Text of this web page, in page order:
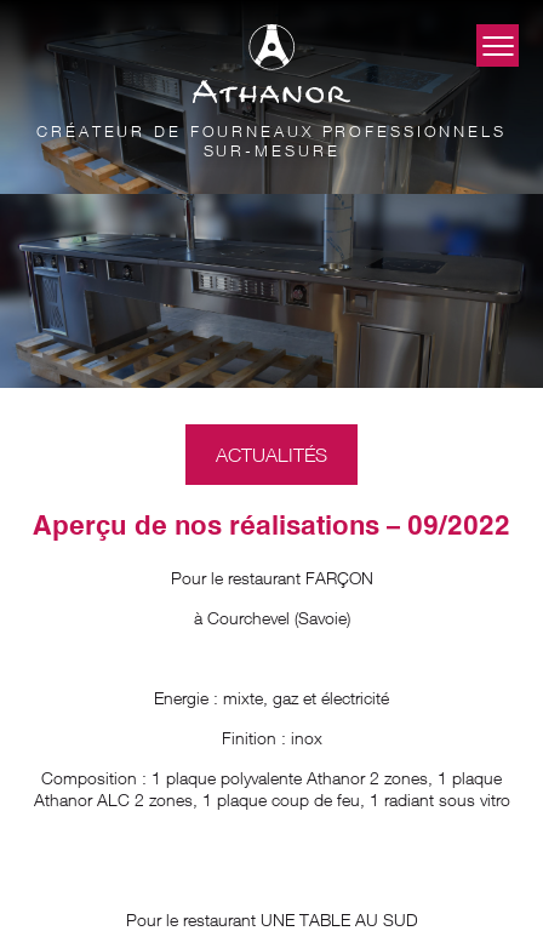
CRÉATEUR DE FOURNEAUX PROFESSIONNELS
SUR-MESURE
ACTUALITÉS
Aperçu de nos réalisations – 09/2022
Pour le restaurant FARÇON
à Courchevel (Savoie)
Energie : mixte, gaz et électricité
Finition : inox
Composition : 1 plaque polyvalente Athanor 2 zones, 1 plaque
Athanor ALC 2 zones, 1 plaque coup de feu, 1 radiant sous vitro
Pour le restaurant UNE TABLE AU SUD